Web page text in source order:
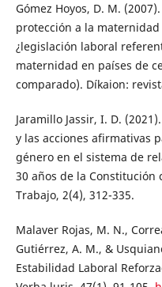
Gómez Hoyos, D. M.
protección a la
¿legislación laboral
maternidad en países de
comparado). Díkaion:
Jaramillo Jassir, I. D.
y las acciones afirmativas
género en el sistema de
30 años de la Constitución
Trabajo, 2(4), 312-335.
Malaver Rojas, M. N.,
Gutiérrez, A. M., &
Estabilidad Laboral